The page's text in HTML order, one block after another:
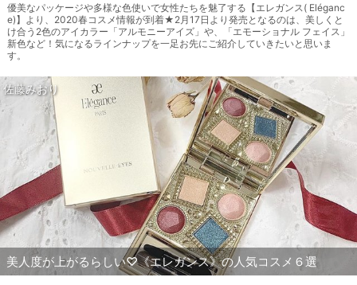
優美なパッケージや多様な色使いで女性たちを魅了する【エレガンス( Eléganc
e)】より、2020春コスメ情報が到着★2月17日より発売となるのは、美しくと
け合う2色のアイカラー「アルモニーアイズ」や、「エモーショナル フェイス」
新色など！気になるラインナップを一足お先にご紹介していきたいと思いま
す。
佐藤みおり
美人度が上がるらしい♡《エレガンス》の人気コスメ６選